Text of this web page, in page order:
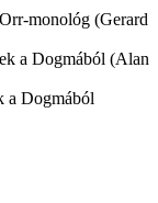
monológ (Gerard
a Dogmából (Alan
a Dogmából